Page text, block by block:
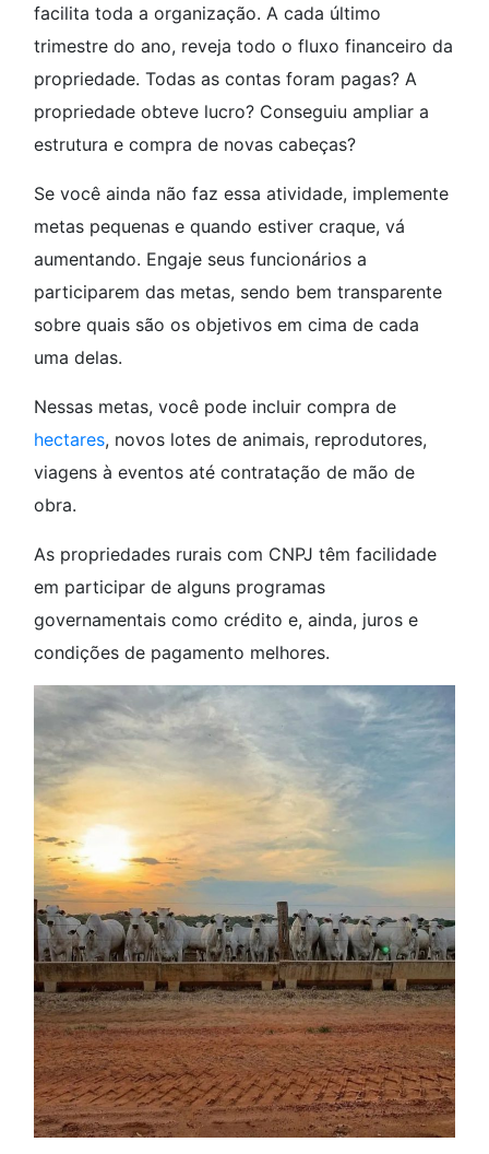
facilita toda a organização. A cada último
trimestre do ano, reveja todo o fluxo financeiro da
propriedade. Todas as contas foram pagas? A
propriedade obteve lucro? Conseguiu ampliar a
estrutura e compra de novas cabeças?
Se você ainda não faz essa atividade, implemente
metas pequenas e quando estiver craque, vá
aumentando. Engaje seus funcionários a
participarem das metas, sendo bem transparente
sobre quais são os objetivos em cima de cada
uma delas.
Nessas metas, você pode incluir compra de
hectares, novos lotes de animais, reprodutores,
viagens à eventos até contratação de mão de
obra.
As propriedades rurais com CNPJ têm facilidade
em participar de alguns programas
governamentais como crédito e, ainda, juros e
condições de pagamento melhores.